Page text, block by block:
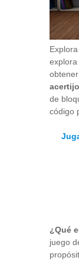
explora
de
código
¿Qué
juego